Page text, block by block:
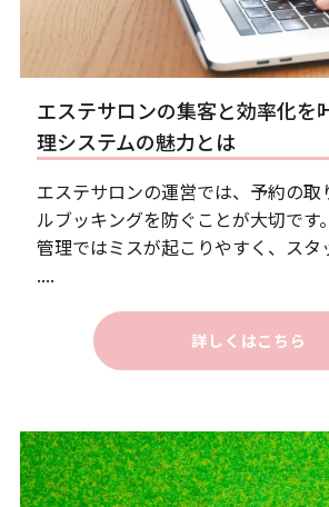
エステサロンの集客と効率化を
理システムの魅力とは
エステサロンの運営では、予約の取
ルブッキングを防ぐことが大切です
管理ではミスが起こりやすく、スタ
....
詳しくはこちら